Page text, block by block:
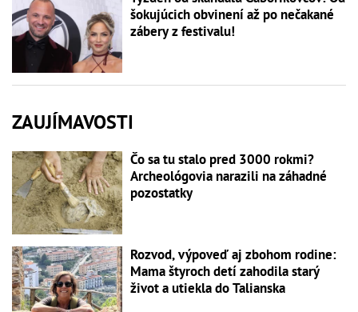
šokujúcich obvinení až po nečakané
zábery z festivalu!
ZAUJÍMAVOSTI
Čo sa tu stalo pred 3000 rokmi?
Archeológovia narazili na záhadné
pozostatky
Rozvod, výpoveď aj zbohom rodine:
Mama štyroch detí zahodila starý
život a utiekla do Talianska